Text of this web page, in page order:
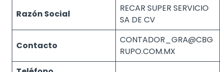
Razón Social
RECAR SUPER SERVICIO
SA DE CV
Contacto
CONTADOR_GRA@CBG
RUPO.COM.MX